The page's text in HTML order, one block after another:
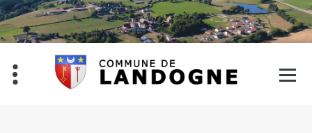
Aller
au
contenu